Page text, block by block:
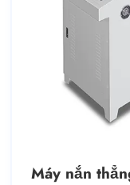
Máy nắn